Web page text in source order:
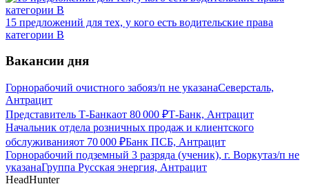
15 предложений для тех, у кого есть водительские права
категории В
Вакансии дня
Горнорабочий очистного забояз/п не указанаСеверсталь,
Антрацит
Представитель Т-Банкаот 80 000 ₽Т-Банк, Антрацит
Начальник отдела розничных продаж и клиентского
обслуживанияот 70 000 ₽Банк ПСБ, Антрацит
Горнорабочий подземный 3 разряда (ученик), г. Воркутаз/п не
указанаГруппа Русская энергия, Антрацит
HeadHunter